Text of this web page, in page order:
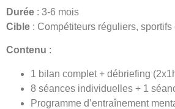
Durée : 3-6 mois
Cible : Compétiteurs réguliers,
Contenu :
1 bilan complet + débriefing
8 séances individuelles + 1
Programme d’entraînement